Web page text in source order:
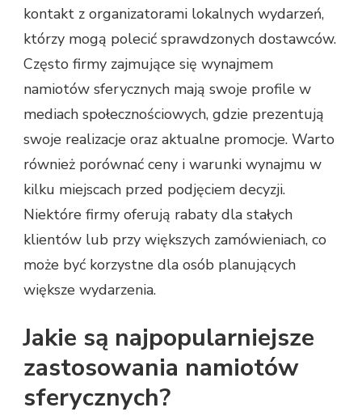
kontakt z organizatorami lokalnych wydarzeń,
którzy mogą polecić sprawdzonych dostawców.
Często firmy zajmujące się wynajmem
namiotów sferycznych mają swoje profile w
mediach społecznościowych, gdzie prezentują
swoje realizacje oraz aktualne promocje. Warto
również porównać ceny i warunki wynajmu w
kilku miejscach przed podjęciem decyzji.
Niektóre firmy oferują rabaty dla stałych
klientów lub przy większych zamówieniach, co
może być korzystne dla osób planujących
większe wydarzenia.
Jakie są najpopularniejsze
zastosowania namiotów
sferycznych?